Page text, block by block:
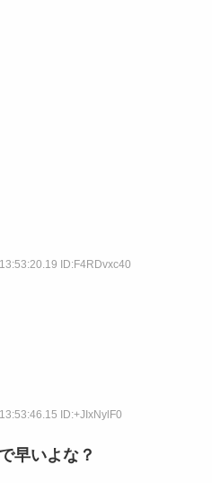
ID:F4RDvxc40
ID:+JIxNylF0
早いよな？